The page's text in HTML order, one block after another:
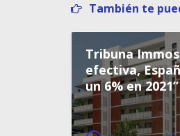
También te
Tribuna
efectiva,
un 6% en 2021”